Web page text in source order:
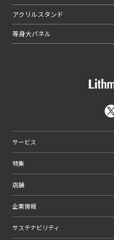
アクリルスタンド
等身大パネル
サービス
特集
店舗
企業情報
サステナビリティ